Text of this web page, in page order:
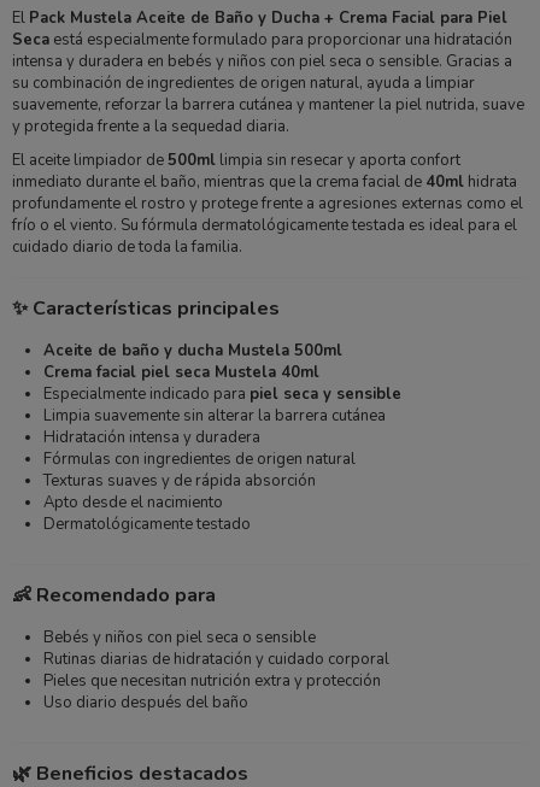
El Pack Mustela Aceite de Baño y Ducha + Crema Facial para Piel
Secaestá especialmente formulado para proporcionar una hidratación
intensa y duradera en bebés y niños con piel seca o sensible. Gracias a
su combinación de ingredientes de origen natural, ayuda a limpiar
suavemente, reforzar la barrera cutánea y mantener la piel nutrida, suave
y protegida frente a la sequedad diaria.
El aceite limpiador de500mllimpia sin resecar y aporta confort
inmediato durante el baño, mientras que la crema facial de 40mlhidrata
profundamente el rostro y protege frente a agresiones externas como el
frío o el viento. Su fórmula dermatológicamente testada es ideal para el
cuidado diario de toda la familia.
✨ Características principales
Aceite de baño y ducha Mustela 500ml
Crema facial piel seca Mustela 40ml
Especialmente indicado para piel seca y sensible
Limpia suavemente sin alterar la barrera cutánea
Hidratación intensa y duradera
Fórmulas con ingredientes de origen natural
Texturas suaves y de rápida absorción
Apto desde el nacimiento
Dermatológicamente testado
👶 Recomendado para
Bebés y niños con piel seca o sensible
Rutinas diarias de hidratación y cuidado corporal
Pieles que necesitan nutrición extra y protección
Uso diario después del baño
🌿 Beneficios destacados